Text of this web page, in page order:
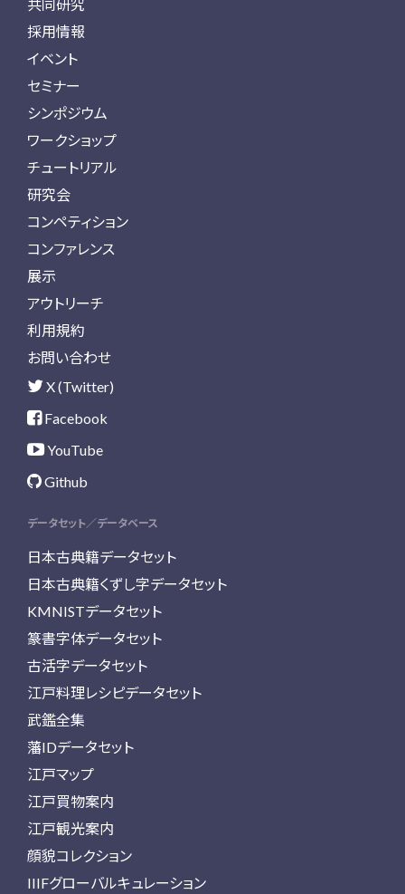
共同研究
採用情報
イベント
セミナー
シンポジウム
ワークショップ
チュートリアル
研究会
コンペティション
コンファレンス
展示
アウトリーチ
利用規約
お問い合わせ
X (Twitter)
Facebook
YouTube
Github
データセット／データベース
日本古典籍データセット
日本古典籍くずし字データセット
KMNISTデータセット
篆書字体データセット
古活字データセット
江戸料理レシピデータセット
武鑑全集
藩IDデータセット
江戸マップ
江戸買物案内
江戸観光案内
顔貌コレクション
IIIFグローバルキュレーション